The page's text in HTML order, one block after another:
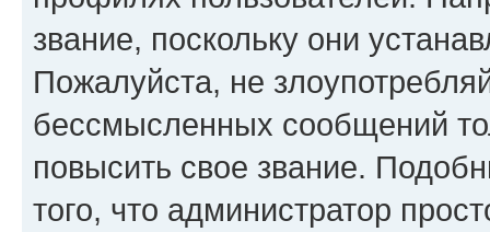
звание, поскольку они
Пожалуйста, не
бессмысленных сообщений
повысить свое звание.
того, что администратор